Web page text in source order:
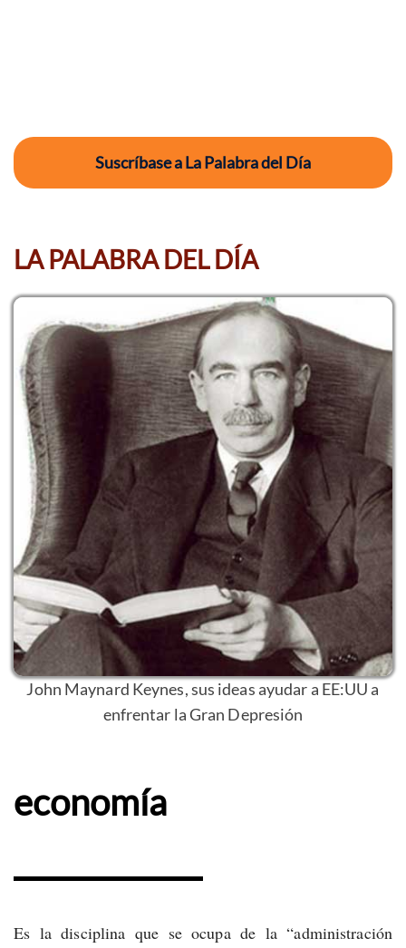
Suscríbase a La Palabra del Día
LA PALABRA DEL DÍA
John Maynard Keynes, sus ideas ayudar a EE:UU a
enfrentar la Gran Depresión
economía
Es la disciplina que se ocupa de la “administración